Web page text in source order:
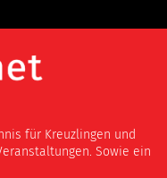
für Kreuzlingen und
Sowie ein